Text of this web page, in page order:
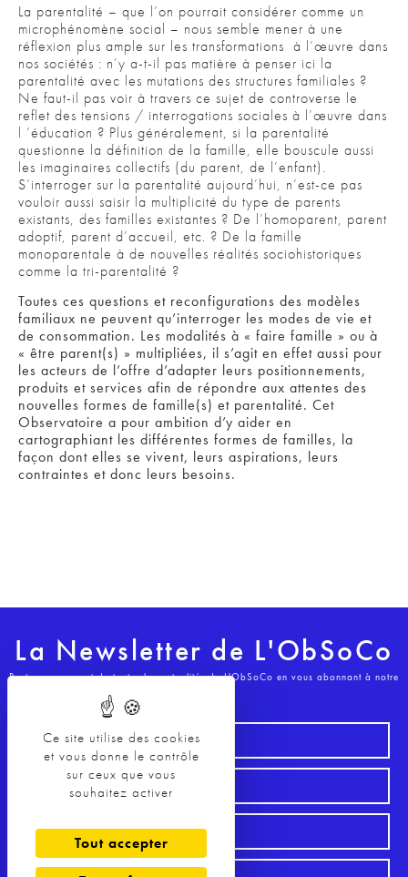
Ce site utilise des cookies
et vous donne le contrôle
sur ceux que vous
souhaitez activer
Tout accepter
La parentalité – que l’on pourrait considérer comme un
microphénomène social – nous semble mener à une
réflexion plus ample sur les transformations à l’œuvre dans
nos sociétés : n’y a-t-il pas matière à penser ici la
parentalité avec les mutations des structures familiales ?
Ne faut-il pas voir à travers ce sujet de controverse le
reflet des tensions / interrogations sociales à l’œuvre dans
l ’éducation ? Plus généralement, si la parentalité
questionne la définition de la famille, elle bouscule aussi
les imaginaires collectifs (du parent, de l’enfant).
S’interroger sur la parentalité aujourd’hui, n’est-ce pas
vouloir aussi saisir la multiplicité du type de parents
existants, des familles existantes ? De l’homoparent, parent
adoptif, parent d’accueil, etc. ? De la famille
monoparentale à de nouvelles réalités sociohistoriques
comme la tri-parentalité ?
Toutes ces questions et reconfigurations des modèles
familiaux ne peuvent qu’interroger les modes de vie et
de consommation. Les modalités à « faire famille » ou à
« être parent(s) » multipliées, il s’agit en effet aussi pour
les acteurs de l’offre d’adapter leurs positionnements,
produits et services afin de répondre aux attentes des
nouvelles formes de famille(s) et parentalité. Cet
Observatoire a pour ambition d’y aider en
cartographiant les différentes formes de familles, la
façon dont elles se vivent, leurs aspirations, leurs
contraintes et donc leurs besoins.
La Newsletter de L'ObSoCo
Restez au courant de toutes les actualités de L'ObSoCo en vous abonnant à notre